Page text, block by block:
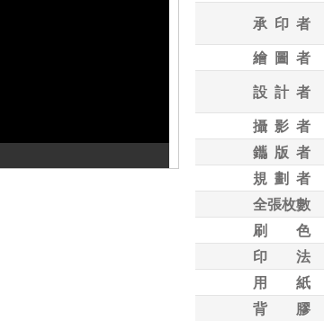
承 印 者
繪 圖 者
設 計 者
攝 影 者
鑴 版 者
規 劃 者
全張枚數
刷 色
印 法
用 紙
背 膠